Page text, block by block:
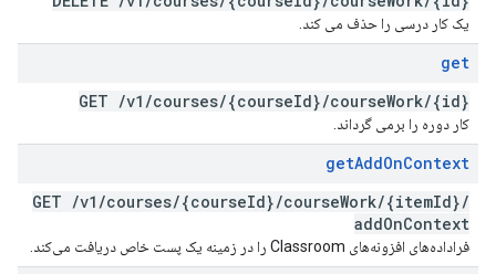
یک کار درسی را حذف می کند.
get
GET /v1 /courses/{courseId}/courseWork/{id}
کار دوره را برمی گرداند.
getAddOnContext
GET /v1 /courses/{courseId}/courseWork/{itemId}/
addOnContext
فراداده‌های افزونه‌های Classroom را در زمینه یک پست خاص دریافت می‌کند.